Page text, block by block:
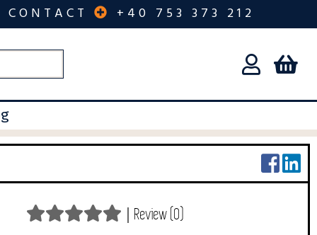
CONTACT +40 753 373 212
|Review (0)